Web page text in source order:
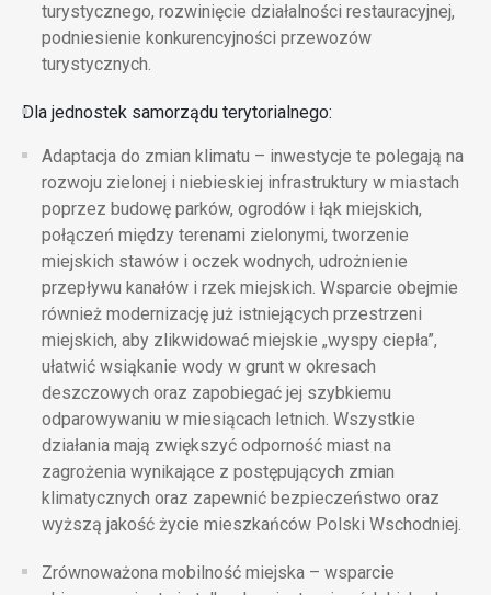
turystycznego, rozwinięcie działalności restauracyjnej,
podniesienie konkurencyjności przewozów
turystycznych.
Dla jednostek samorządu terytorialnego:
Adaptacja do zmian klimatu – inwestycje te polegają na
rozwoju zielonej i niebieskiej infrastruktury w miastach
poprzez budowę parków, ogrodów i łąk miejskich,
połączeń między terenami zielonymi, tworzenie
miejskich stawów i oczek wodnych, udrożnienie
przepływu kanałów i rzek miejskich. Wsparcie obejmie
również modernizację już istniejących przestrzeni
miejskich, aby zlikwidować miejskie „wyspy ciepła”,
ułatwić wsiąkanie wody w grunt w okresach
deszczowych oraz zapobiegać jej szybkiemu
odparowywaniu w miesiącach letnich. Wszystkie
działania mają zwiększyć odporność miast na
zagrożenia wynikające z postępujących zmian
klimatycznych oraz zapewnić bezpieczeństwo oraz
wyższą jakość życie mieszkańców Polski Wschodniej.
Zrównoważona mobilność miejska – wsparcie